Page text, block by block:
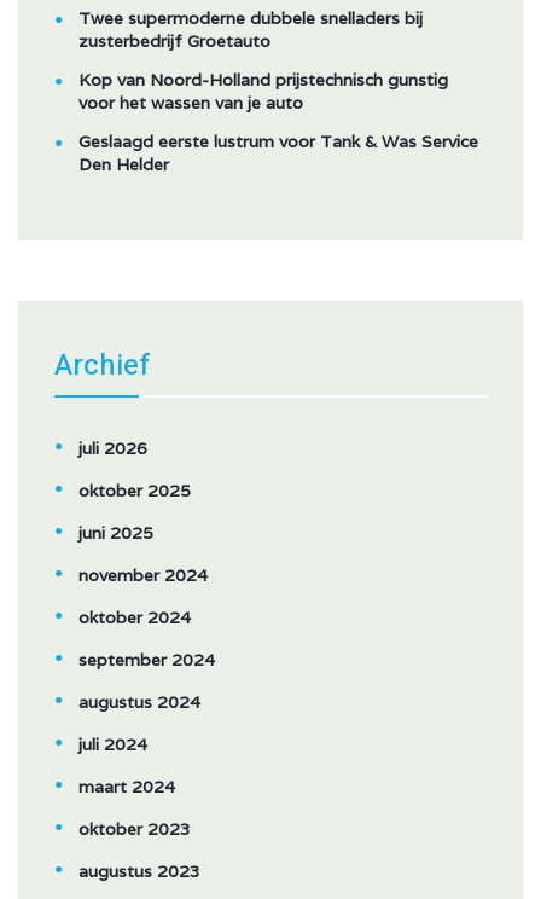
Twee supermoderne dubbele snelladers bij
zusterbedrijf Groetauto
Kop van Noord-Holland prijstechnisch gunstig
voor het wassen van je auto
Geslaagd eerste lustrum voor Tank & Was Service
Den Helder
Archief
juli 2026
oktober 2025
juni 2025
november 2024
oktober 2024
september 2024
augustus 2024
juli 2024
maart 2024
oktober 2023
augustus 2023